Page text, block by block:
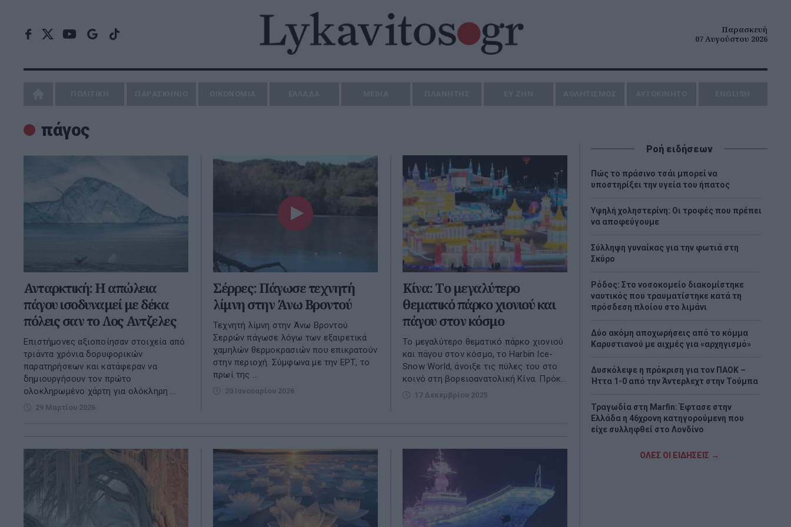
Παρασκευή
07 Αυγούστου 2026
πάγος
Ανταρκτική: Η απώλεια
πάγου ισοδυναμεί με δέκα
πόλεις σαν το Λος Αντζελες
Επιστήμονες αξιοποίησαν στοιχεία από
τριάντα χρόνια δορυφορικών
παρατηρήσεων και κατάφεραν να
δημιουργήσουν τον πρώτο
ολοκληρωμένο χάρτη για ολόκληρη ...
29 Μαρτίου 2026
Σέρρες: Πάγωσε τεχνητή
λίμνη στην Άνω Βροντού
Τεχνητή λίμνη στην Άνω Βροντού
Σερρών πάγωσε λόγω των εξαιρετικά
χαμηλών θερμοκρασιών που επικρατούν
στην περιοχή. Σύμφωνα με την ΕΡΤ, το
πρωί της ...
20 Ιανουαρίου 2026
Κίνα: Tο μεγαλύτερο
θεματικό πάρκο χιονιού και
πάγου στον κόσμο
Το μεγαλύτερο θεματικό πάρκο χιονιού
και πάγου στον κόσμο, το Harbin Ice-
Snow World, άνοιξε τις πύλες του στο
κοινό στη βορειοανατολική Κίνα. Πρόκ...
17 Δεκεμβρίου 2025
Ροή ειδήσεων
Πώς το πράσινο τσάι μπορεί να
υποστηρίξει την υγεία του ήπατος
Υψηλή χοληστερίνη: Οι τροφές που πρέπει
να αποφεύγουμε
Σύλληψη γυναίκας για την φωτιά στη
Σκύρο
Ρόδος: Στο νοσοκομείο διακομίστηκε
ναυτικός που τραυματίστηκε κατά τη
πρόσδεση πλοίου στο λιμάνι
Δύο ακόμη αποχωρήσεις από το κόμμα
Καρυστιανού με αιχμές για «αρχηγισμό»
Δυσκόλεψε η πρόκριση για τον ΠΑΟΚ –
Ήττα 1-0 από την Άντερλεχτ στην Τούμπα
Τραγωδία στη Marfin: Έφτασε στην
Ελλάδα η 46χρονη κατηγορούμενη που
είχε συλληφθεί στο Λονδίνο
Τζόκερ: Η κλήρωση της Πέμπτης - Οι
ΟΛΕΣ ΟΙ ΕΙΔΗΣΕΙΣ →